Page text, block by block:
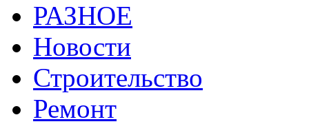
РАЗНОЕ
Новости
Строительство
Ремонт